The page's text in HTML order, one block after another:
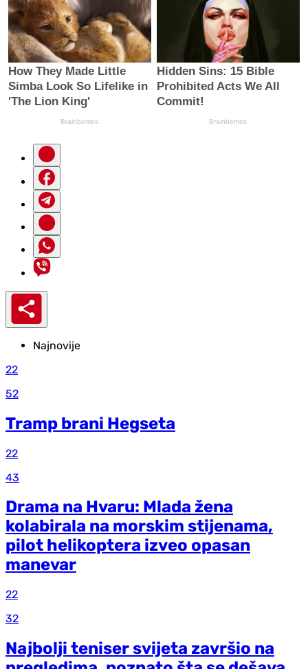
Najnovije
22
52
Tramp brani Hegseta
22
43
Drama na Hvaru: Mlada žena
kolabirala na morskim stijenama,
pilot helikoptera izveo opasan
manevar
22
32
Najbolji teniser svijeta završio na